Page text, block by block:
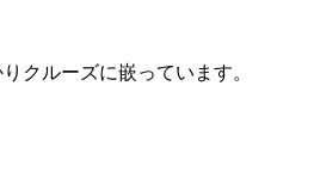
クルーズに嵌っています。